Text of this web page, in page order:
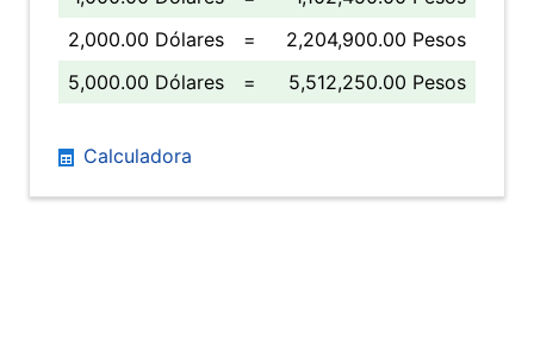
2,000.00 Dólares
=
2,204,900.00 Pesos
5,000.00 Dólares
= 5,512,250.00 Pesos
Calculadora